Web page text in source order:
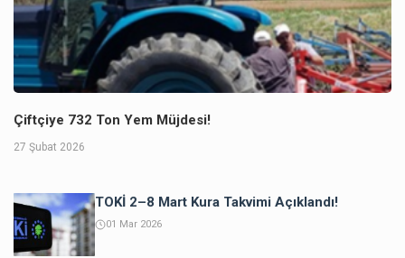
Çiftçiye 732 Ton Yem Müjdesi!
27 Şubat 2026
TOKİ 2–8 Mart Kura Takvimi Açıklandı!
01 Mar 2026